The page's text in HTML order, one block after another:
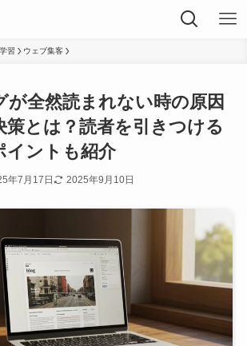
習 ウェブ集客
が全然読まれない時の原因
策とは？読者を引きつける
イントも紹介
年7月17日 2025年9月10日